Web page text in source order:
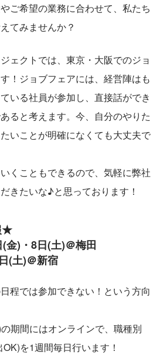
ご希望の業務に合わせて、私たち
てみませんか？
ェクトでは、東京・大阪でのジョ
！ジョブフェアには、経営陣はも
いる社員が参加し、直接話ができ
ると考えます。今、自分のやりた
いことが明確になくても大丈夫で
くこともできるので、気軽に弊社
きたいな♪と思っております！
★
(金)・8日(土)＠梅田
(土)＠新宿
程では参加できない！という方向
の期間にはオンラインで、職種別
を1週間毎日行います！